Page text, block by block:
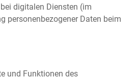
digitalen Diensten (im
personenbezogener Daten beim
und Funktionen des